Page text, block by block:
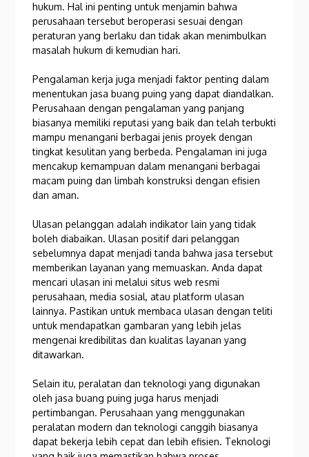
hukum. Hal ini penting untuk menjamin bahwa
perusahaan tersebut beroperasi sesuai dengan
peraturan yang berlaku dan tidak akan menimbulkan
masalah hukum di kemudian hari.
Pengalaman kerja juga menjadi faktor penting dalam
menentukan jasa buang puing yang dapat diandalkan.
Perusahaan dengan pengalaman yang panjang
biasanya memiliki reputasi yang baik dan telah terbukti
mampu menangani berbagai jenis proyek dengan
tingkat kesulitan yang berbeda. Pengalaman ini juga
mencakup kemampuan dalam menangani berbagai
macam puing dan limbah konstruksi dengan efisien
dan aman.
Ulasan pelanggan adalah indikator lain yang tidak
boleh diabaikan. Ulasan positif dari pelanggan
sebelumnya dapat menjadi tanda bahwa jasa tersebut
memberikan layanan yang memuaskan. Anda dapat
mencari ulasan ini melalui situs web resmi
perusahaan, media sosial, atau platform ulasan
lainnya. Pastikan untuk membaca ulasan dengan teliti
untuk mendapatkan gambaran yang lebih jelas
mengenai kredibilitas dan kualitas layanan yang
ditawarkan.
Selain itu, peralatan dan teknologi yang digunakan
oleh jasa buang puing juga harus menjadi
pertimbangan. Perusahaan yang menggunakan
peralatan modern dan teknologi canggih biasanya
dapat bekerja lebih cepat dan lebih efisien. Teknologi